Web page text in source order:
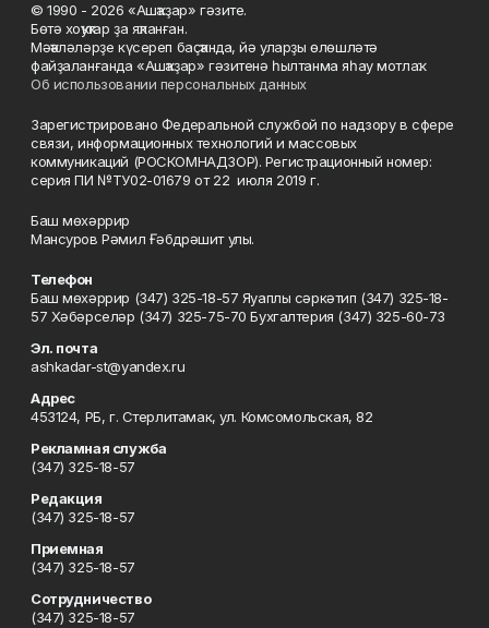
© 1990 - 2026 «Ашҡаҙар» гәзите.
Бөтә хоҡуҡтар ҙа яҡланған.
Мәҡәләләрҙе күсереп баҫҡанда, йә уларҙы өлөшләтә
файҙаланғанда «Ашҡаҙар» гәзитенә һылтанма яһау мотлаҡ.
Об использовании персональных данных
Зарегистрировано Федеральной службой по надзору в сфере
связи, информационных технологий и массовых
коммуникаций (РОСКОМНАДЗОР). Регистрационный номер:
серия ПИ №ТУ02-01679 от 22 июля 2019 г.
Баш мөхәррир
Мансуров Рәмил Ғәбдрәшит улы.
Телефон
Баш мөхәррир (347) 325-18-57 Яуаплы сәркәтип (347) 325-18-
57 Хәбәрселәр (347) 325-75-70 Бухгалтерия (347) 325-60-73
Эл. почта
ashkadar-st@yandex.ru
Адрес
453124, РБ, г. Стерлитамак, ул. Комсомольская, 82
Рекламная служба
(347) 325-18-57
Редакция
(347) 325-18-57
Приемная
(347) 325-18-57
Сотрудничество
(347) 325-18-57